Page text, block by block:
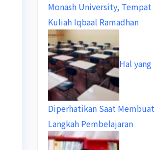
Monash University, Tempat
Kuliah Iqbaal Ramadhan
Hal yang
Diperhatikan Saat Membuat
Langkah Pembelajaran